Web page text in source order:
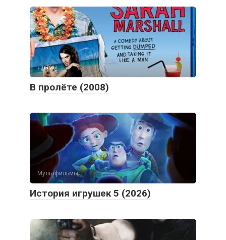
Драмы
В пролёте (2008)
Мультфильмы
История игрушек 5 (2026)